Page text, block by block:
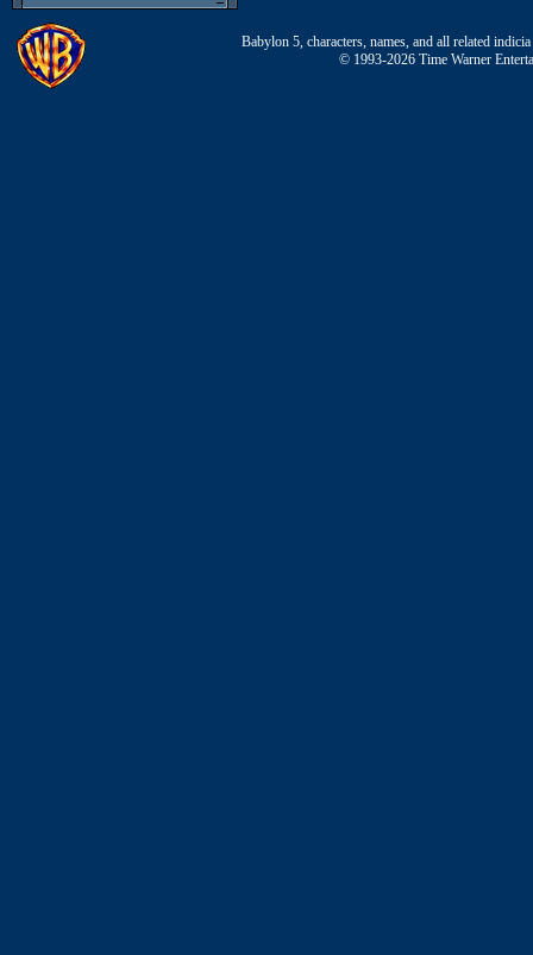
Babylon 5, characters, names, and all related
© 1993-2026 Time Warner